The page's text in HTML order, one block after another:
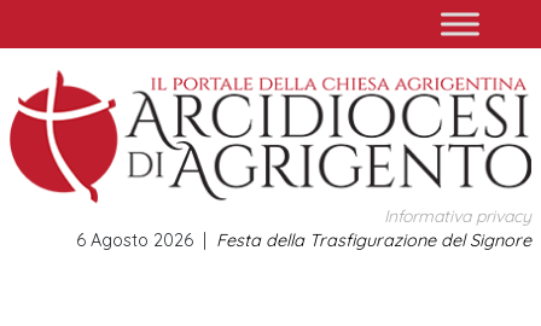
to
content
Informativa privacy
Festa della Trasfigurazione del Signore
6 Agosto 2026